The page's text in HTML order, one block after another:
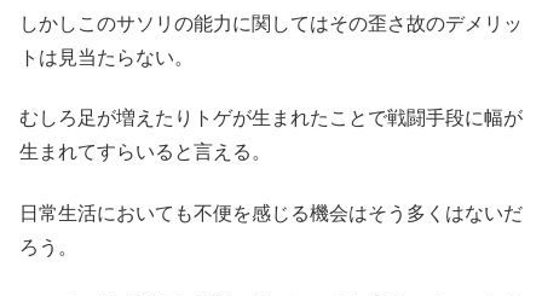
しかしこのサソリの能力に関してはその歪さ故のデメリッ
トは見当たらない。
むしろ足が増えたりトゲが生まれたことで戦闘手段に幅が
生まれてすらいると言える。
日常生活においても不便を感じる機会はそう多くはないだ
ろう。